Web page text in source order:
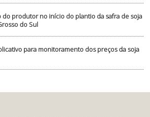
do produtor no início do plantio da safra de soja
do Sul
para monitoramento dos preços da soja